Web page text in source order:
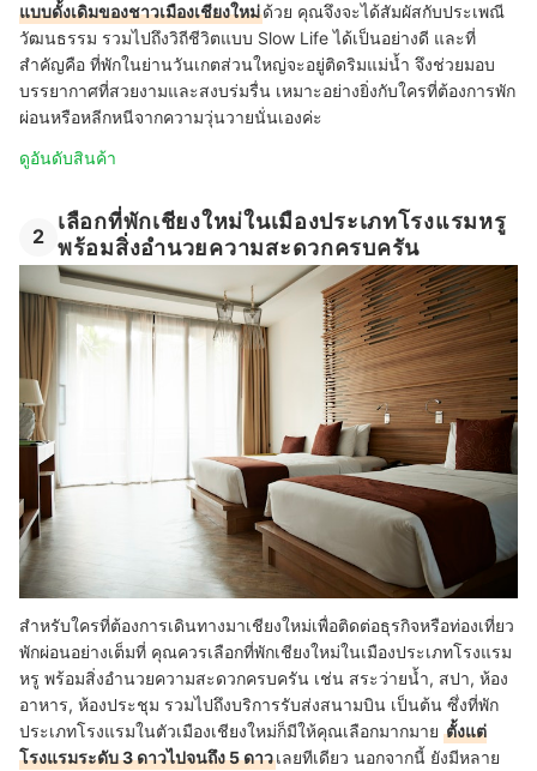
แบบดั้งเดิมของชาวเมืองเชียงใหม่ด้วย คุณจึงจะได้สัมผัสกับประเพณี
วัฒนธรรม รวมไปถึงวิถีชีวิตแบบ Slow Life ได้เป็นอย่างดี และที่
สำคัญคือ ที่พักในย่านวันเกตส่วนใหญ่จะอยู่ติดริมแม่น้ำ จึงช่วยมอบ
บรรยากาศที่สวยงามและสงบร่มรื่น เหมาะอย่างยิ่งกับใครที่ต้องการพัก
ผ่อนหรือหลีกหนีจากความวุ่นวายนั่นเองค่ะ
ดูอันดับสินค้า
2
เลือกที่พักเชียงใหม่ในเมืองประเภทโรงแรมหรู
พร้อมสิ่งอำนวยความสะดวกครบครัน
สำหรับใครที่ต้องการเดินทางมาเชียงใหม่เพื่อติดต่อธุรกิจหรือท่องเที่ยว
พักผ่อนอย่างเต็มที่ คุณควรเลือกที่พักเชียงใหม่ในเมืองประเภทโรงแรม
หรู พร้อมสิ่งอำนวยความสะดวกครบครัน เช่น สระว่ายน้ำ, สปา, ห้อง
อาหาร, ห้องประชุม รวมไปถึงบริการรับส่งสนามบิน เป็นต้น ซึ่งที่พัก
ประเภทโรงแรมในตัวเมืองเชียงใหม่ก็มีให้คุณเลือกมากมาย ตั้งแต่
โรงแรมระดับ 3 ดาวไปจนถึง 5 ดาวเลยทีเดียว นอกจากนี้ ยังมีหลาย